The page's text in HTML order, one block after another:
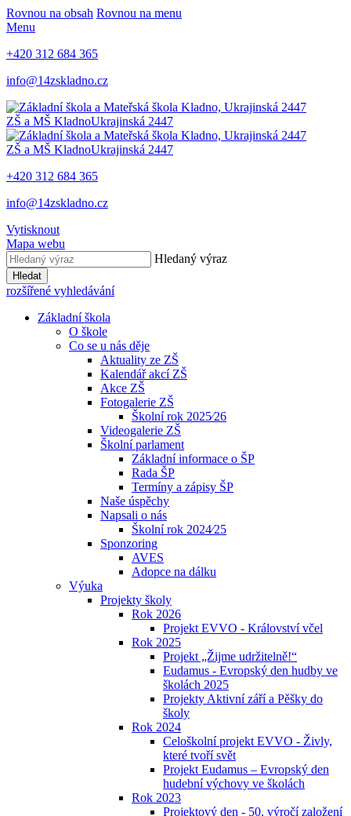
Rovnou na obsah Rovnou na menu
Menu
+420 312 684 365
info@14zskladno.cz
ZŠ a MŠ KladnoUkrajinská 2447
ZŠ a MŠ KladnoUkrajinská 2447
+420 312 684 365
info@14zskladno.cz
Vytisknout
Mapa webu
Hledaný výraz
Hledat
rozšířené vyhledávání
Základní škola
O škole
Co se u nás děje
Aktuality ze ZŠ
Kalendář akcí ZŠ
Akce ZŠ
Fotogalerie ZŠ
Školní rok 2025⁄26
Videogalerie ZŠ
Školní parlament
Základní informace o ŠP
Rada ŠP
Termíny a zápisy ŠP
Naše úspěchy
Napsali o nás
Školní rok 2024⁄25
Sponzoring
AVES
Adopce na dálku
Výuka
Projekty školy
Rok 2026
Projekt EVVO - Království včel
Rok 2025
Projekt „Žijme udržitelně!“
Eudamus - Evropský den hudby ve
školách 2025
Projekty Aktivní září a Pěšky do
školy
Rok 2024
Celoškolní projekt EVVO - Živly,
které tvoří svět
Projekt Eudamus – Evropský den
hudební výchovy ve školách
Rok 2023
Projektový den - 50. výročí založení